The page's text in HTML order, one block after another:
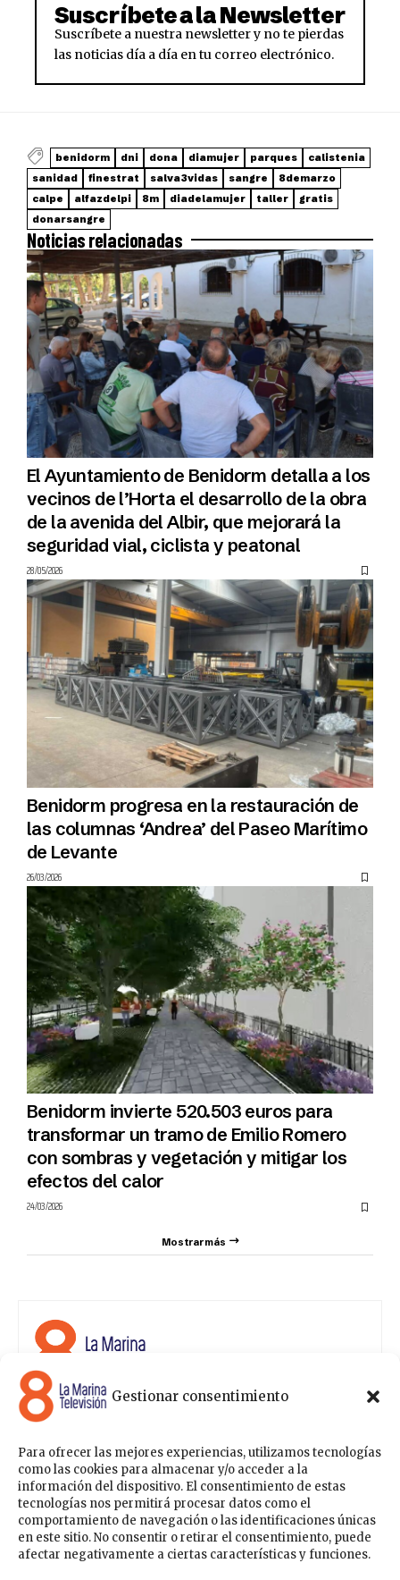
Gestionar consentimiento
Para ofrecer las mejores experiencias, utilizamos tecnologías
como las cookies para almacenar y/o acceder a la
información del dispositivo. El consentimiento de estas
tecnologías nos permitirá procesar datos como el
comportamiento de navegación o las identificaciones únicas
en este sitio. No consentir o retirar el consentimiento, puede
afectar negativamente a ciertas características y funciones.
Suscríbete a la Newsletter
Suscríbete a nuestra newsletter y no te pierdas
las noticias día a día en tu correo electrónico.
benidorm dni dona diamujer parques
calistenia
sanidad
finestrat salva3vidas sangre
8demarzo
calpe
alfazdelpi 8m diadelamujer taller
gratis
donarsangre
Noticias relacionadas
El Ayuntamiento de Benidorm detalla a los
vecinos de l’Horta el desarrollo de la obra
de la avenida del Albir, que mejorará la
seguridad vial, ciclista y peatonal
28/05/2026
Benidorm progresa en la restauración de
las columnas ‘Andrea’ del Paseo Marítimo
de Levante
26/03/2026
Benidorm invierte 520.503 euros para
transformar un tramo de Emilio Romero
con sombras y vegetación y mitigar los
efectos del calor
24/03/2026
Mostrar más
8 La Marina Televisión cuenta con una amplia gama de
programas para satisfacer las necesidades y gustos de
programas de ámbito político , de noticias, deportes,
fiestas y eventos… para estar a la última de todo lo que
acontece en nuestra comarca.
Sobre nosotros
Contáctanos Publicítate con nosotros
Política de Privacidad